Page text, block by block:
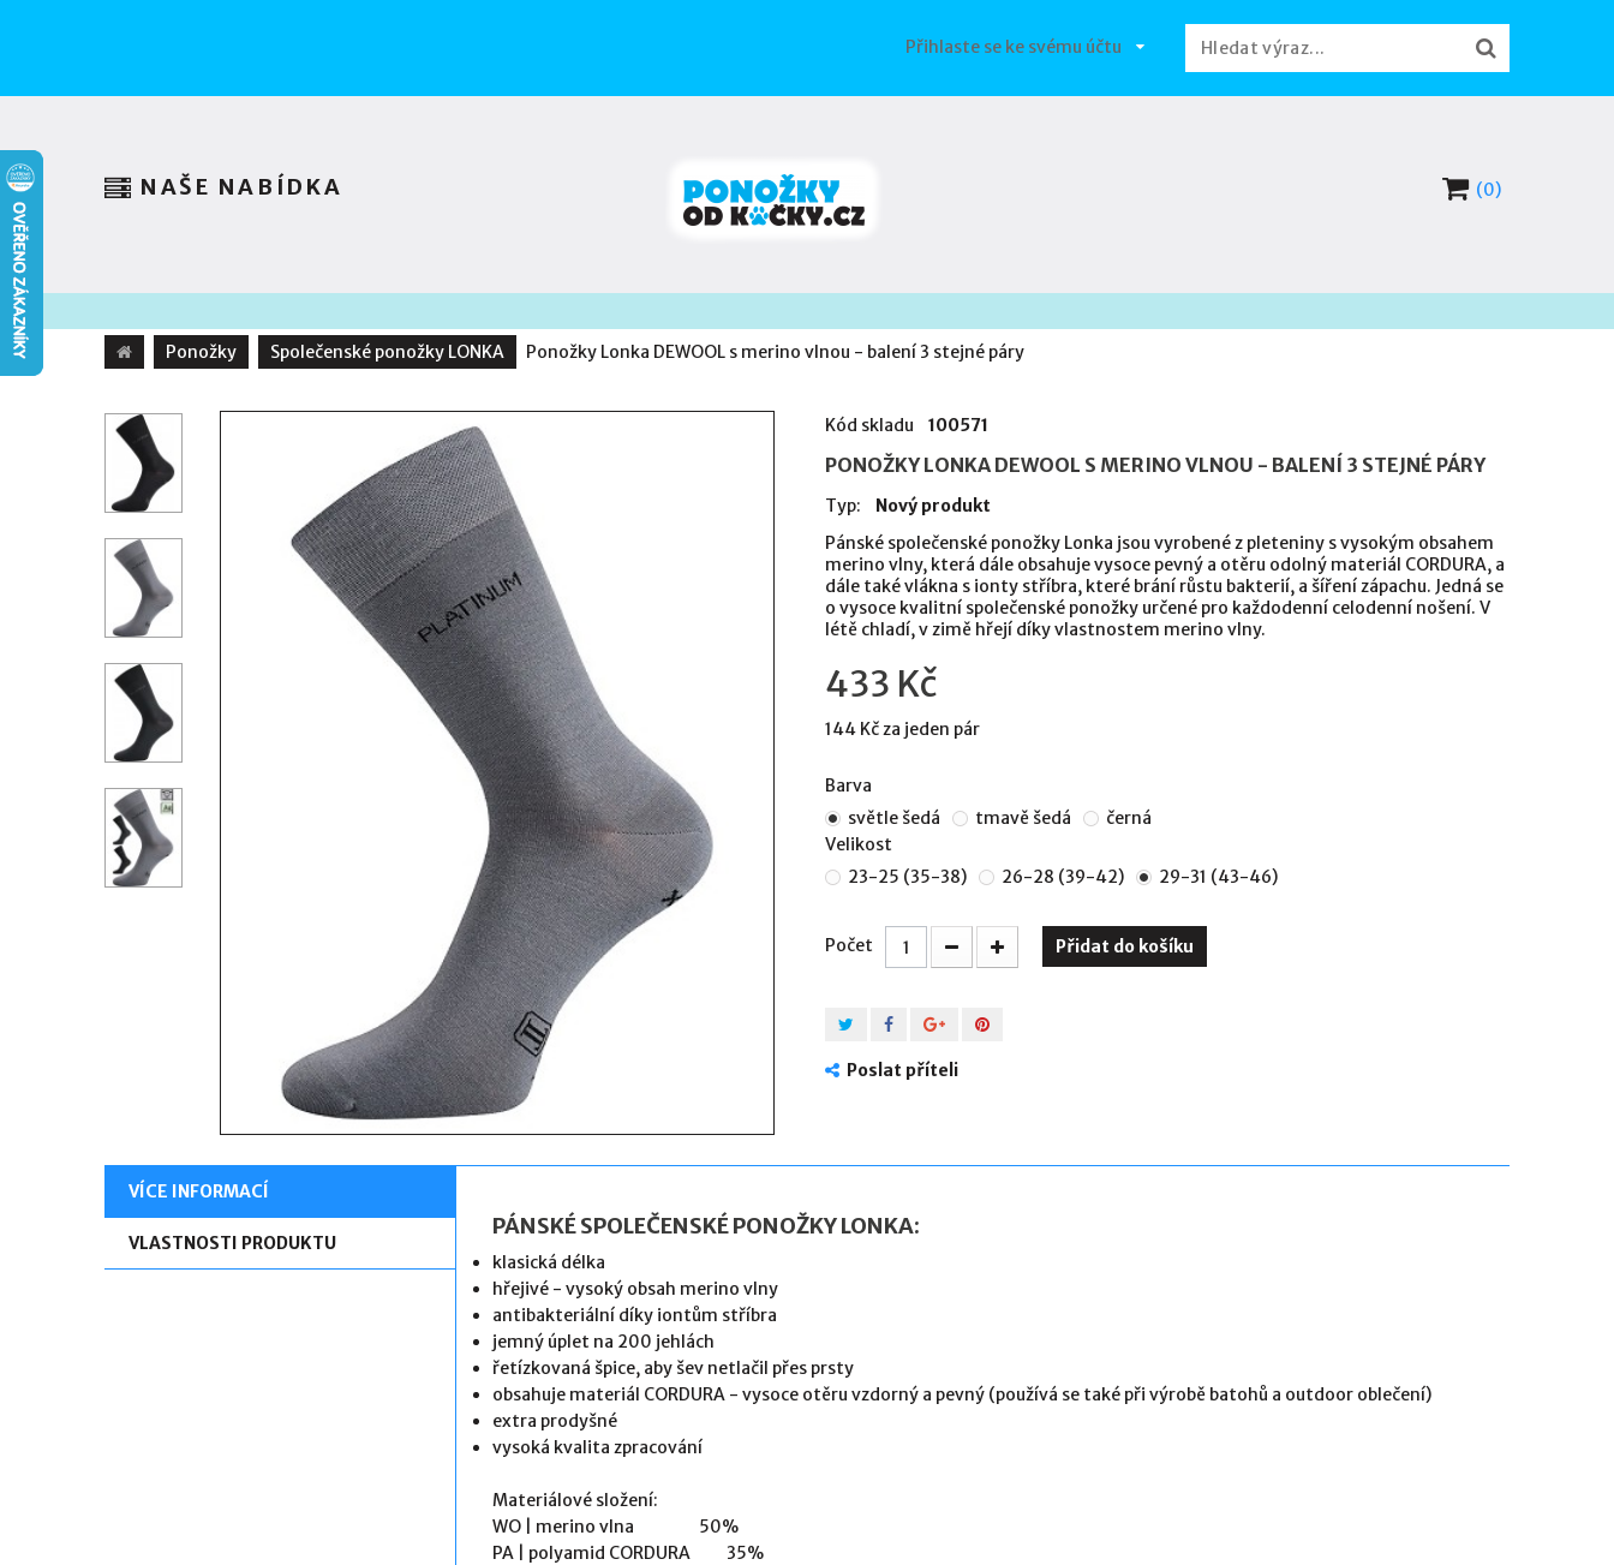
Přihlaste se ke svému účtu
(0)
NAŠE NABÍDKA
Ponožky Společenské ponožky LONKA Ponožky Lonka DEWOOL s merino vlnou - balení 3 stejné páry
Kód skladu 100571
PONOŽKY LONKA DEWOOL S MERINO VLNOU - BALENÍ 3 STEJNÉ PÁRY
Typ:
Nový produkt
Pánské společenské ponožky Lonka jsou vyrobené z pleteniny s vysokým obsahem
merino vlny, která dále obsahuje vysoce pevný a otěru odolný materiál CORDURA, a
dále také vlákna s ionty stříbra, které brání růstu bakterií, a šíření zápachu. Jedná se
o vysoce kvalitní společenské ponožky určené pro každodenní celodenní nošení. V
létě chladí, v zimě hřejí díky vlastnostem merino vlny.
433 Kč
144 Kčza jeden pár
Barva
světle šedá
tmavě šedá
černá
Velikost
23-25 (35-38)
26-28 (39-42) 29-31 (43-46)
Počet Přidat do košíku
Poslat příteli
VÍCE INFORMACÍ
VLASTNOSTI PRODUKTU
PÁNSKÉ SPOLEČENSKÉ PONOŽKY LONKA:
klasická délka
hřejivé - vysoký obsah merino vlny
antibakteriální díky iontům stříbra
jemný úplet na 200 jehlách
řetízkovaná špice, aby šev netlačil přes prsty
obsahuje materiál CORDURA - vysoce otěru vzdorný a pevný (používá se také při výrobě batohů a outdoor oblečení)
extra prodyšné
vysoká kvalita zpracování
Materiálové složení:
WO | merino vlna 50%
PA | polyamid CORDURA 35%